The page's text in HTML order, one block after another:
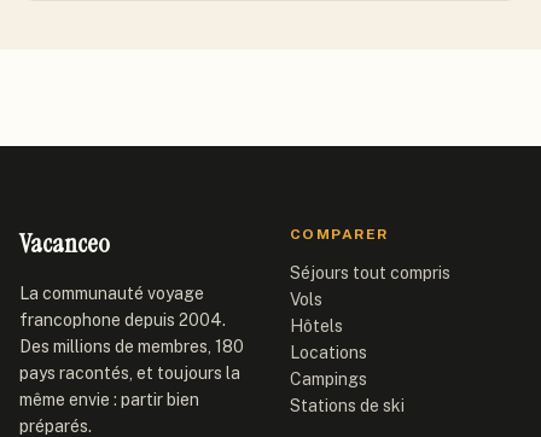
Vacanceo
La communauté voyage
francophone depuis 2004.
Des millions de membres, 180
pays racontés, et toujours la
même envie : partir bien
préparés.
COMPARER
Séjours tout compris
Vols
Hôtels
Locations
Campings
Stations de ski